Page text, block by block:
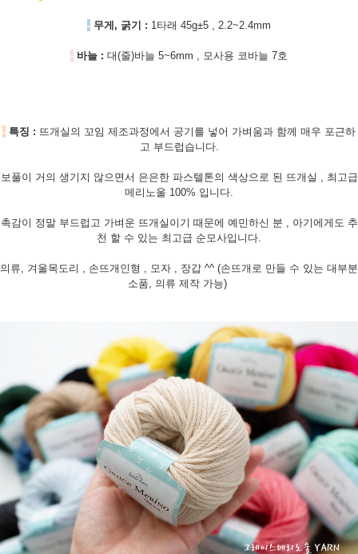
- 무게, 굵기 : 1타래 45g±5 , 2.2~2.4mm
- 바늘 : 대(줄)바늘 5~6mm , 모사용 코바늘 7호
- 특징 : 뜨개실의 꼬임 제조과정에서 공기를 넣어 가벼움과 함께 매우 포근하
고 부드럽습니다.
보풀이 거의 생기지 않으면서 은은한 파스텔톤의 색상으로 된 뜨개실 , 최고급
메리노울 100% 입니다.
촉감이 정말 부드럽고 가벼운 뜨개실이기 때문에 예민하신 분 , 아기에게도 추
천 할 수 있는 최고급 순모사입니다.
의류, 겨울목도리 , 손뜨개인형 , 모자 , 장갑 ^^ (손뜨개로 만들 수 있는 대부분
소품, 의류 제작 가능)